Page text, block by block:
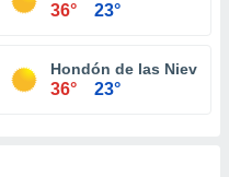
36° 23°
Hondón de las Nieves
36° 23°